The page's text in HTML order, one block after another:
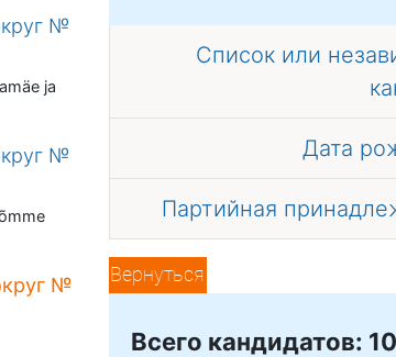
№
ja
№
№
Список или
Дата
Партийная
Вернуться
Всего кандидатов: